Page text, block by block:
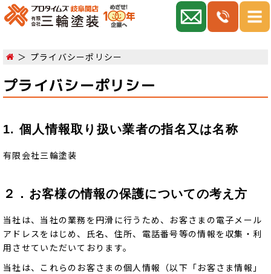
プライバシーポリシー
プライバシーポリシー
1. 個人情報取り扱い業者の指名又は名称
有限会社三輪塗装
２．お客様の情報の保護についての考え方
当社は、当社の業務を円滑に行うため、お客さまの電子メール
アドレスをはじめ、氏名、住所、電話番号等の情報を収集・利
用させていただいております。
当社は、これらのお客さまの個人情報（以下「お客さま情報」